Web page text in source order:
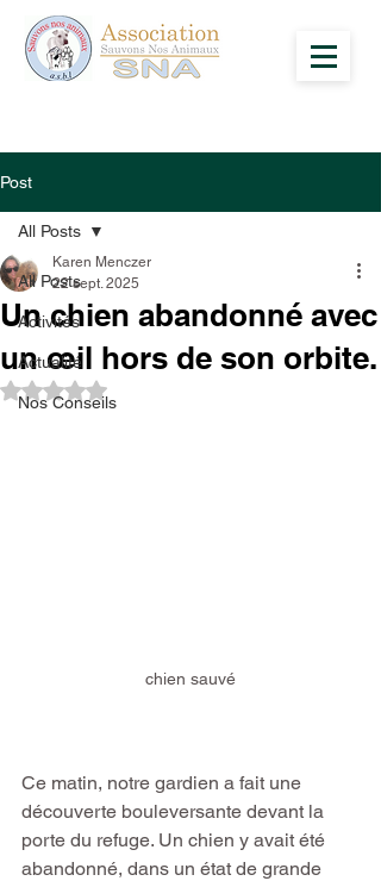
Post
All Posts
Activités
Actualité
Nos Conseils
All Posts
Un chien abandonné avec
un œil hors de son orbite.
Karen Menczer
22 sept. 2025
Noté NaN étoiles sur 5.
chien sauvé
Ce matin, notre gardien a fait une
découverte bouleversante devant la
porte du refuge. Un chien y avait été
abandonné, dans un état de grande